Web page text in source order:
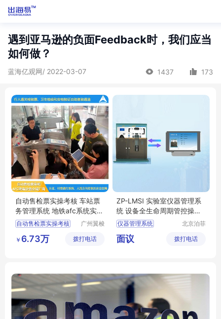
遇到亚马逊的负面Feedback时，我们应当
如何做？
蓝海亿观网/ 2022-03-07 1437 173
自动售检票实操考核 车站票
务管理系统 地铁afc系统实操
训练设备
自动售检票实操考核
地铁afc系统实操训练设备
广州翼梭
有限公司
￥ 6.73万 拨打电话
ZP-LMSI 实验室仪器管理系
统 设备全生命周期管控操作
简单方便软件
仪器管理系统
实验室仪器管理系统
设备全生命周期管控
北京泊菲
限公司
面议 拨打电话